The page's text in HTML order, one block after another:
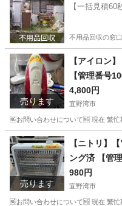
【一括見積
不用品回収の窓口
売ります
【アイロン
【管理番号
4,800円
宜野湾市
🆖お問い合わせについて🆖 現在 繁
沖縄 宜野湾市 生活家電
売ります
【ニトリ】
ング済 【管
980円
宜野湾市
🆖お問い合わせについて🆖 現在 繁